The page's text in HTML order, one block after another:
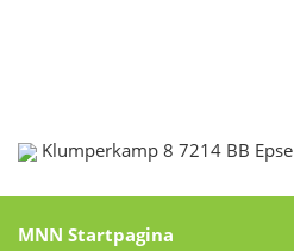
Klumperkamp 8 7214 BB Epse
MNN Startpagina